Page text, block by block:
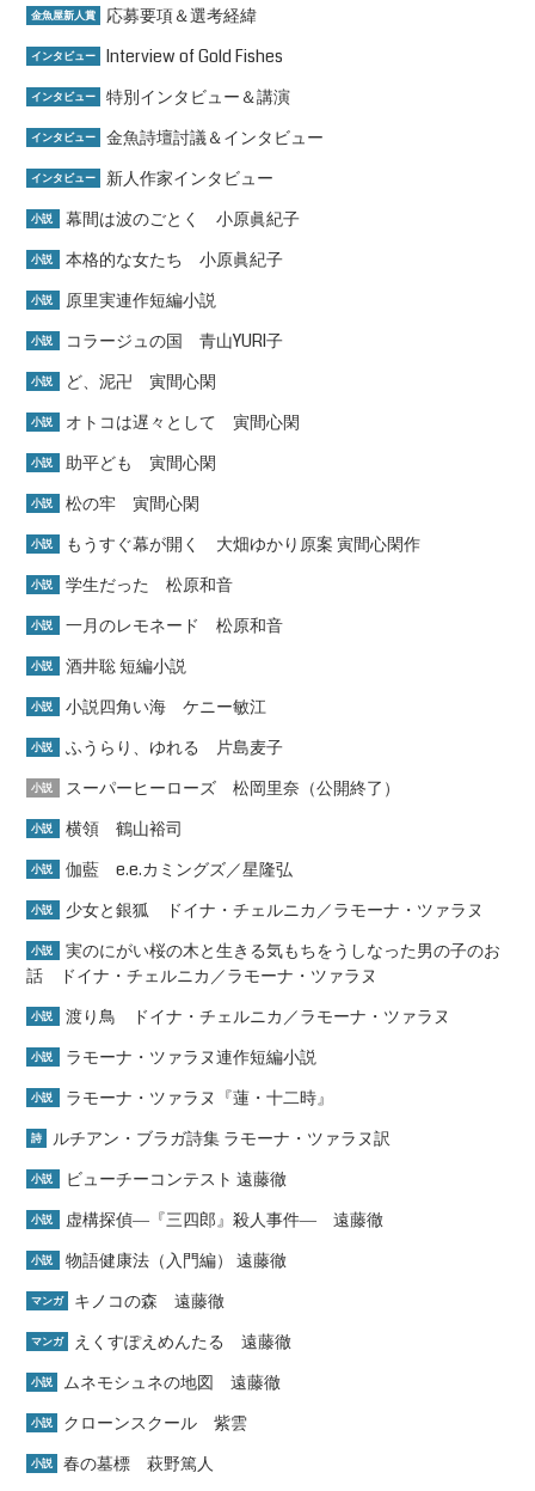
金魚屋新人賞 応募要項＆選考経緯
インタビュー Interview of Gold Fishes
インタビュー 特別インタビュー＆講演
インタビュー 金魚詩壇討議＆インタビュー
インタビュー 新人作家インタビュー
小説 幕間は波のごとく 小原眞紀子
小説 本格的な女たち 小原眞紀子
小説 原里実連作短編小説
小説 コラージュの国 青山YURI子
小説 ど、泥卍 寅間心閑
小説 オトコは遅々として 寅間心閑
小説 助平ども 寅間心閑
小説 松の牢 寅間心閑
小説 もうすぐ幕が開く 大畑ゆかり原案 寅間心閑作
小説 学生だった 松原和音
小説 一月のレモネード 松原和音
小説 酒井聡 短編小説
小説 小説四角い海 ケニー敏江
小説 ふうらり、ゆれる 片島麦子
小説 スーパーヒーローズ 松岡里奈（公開終了）
小説 横領 鶴山裕司
小説 伽藍 e.e.カミングズ／星隆弘
小説 少女と銀狐 ドイナ・チェルニカ／ラモーナ・ツァラヌ
小説
実のにがい桜の木と生きる気もちをうしなった男の子のお
話 ドイナ・チェルニカ／ラモーナ・ツァラヌ
小説 渡り鳥 ドイナ・チェルニカ／ラモーナ・ツァラヌ
小説 ラモーナ・ツァラヌ連作短編小説
小説 ラモーナ・ツァラヌ『蓮・十二時』
詩 ルチアン・ブラガ詩集 ラモーナ・ツァラヌ訳
小説 ビューチーコンテスト 遠藤徹
小説 虚構探偵―『三四郎』殺人事件― 遠藤徹
小説 物語健康法（入門編） 遠藤徹
マンガ キノコの森 遠藤徹
マンガ えくすぽえめんたる 遠藤徹
小説 ムネモシュネの地図 遠藤徹
小説 クローンスクール 紫雲
小説 春の墓標 萩野篤人